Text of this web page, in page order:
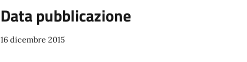
Data pubblicazione
16 dicembre 2015